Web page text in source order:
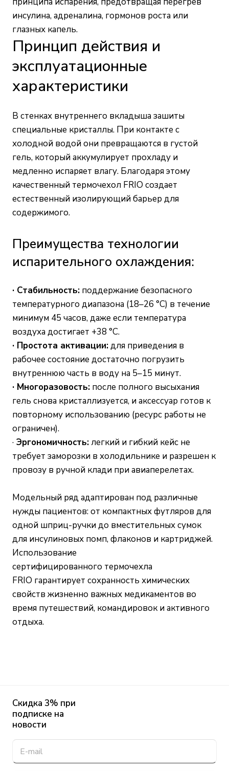
инсулина, адреналина, гормонов роста или
глазных капель.
Принцип действия и
эксплуатационные
характеристики
В стенках внутреннего вкладыша зашиты
специальные кристаллы. При контакте с
холодной водой они превращаются в густой
гель, который аккумулирует прохладу и
медленно испаряет влагу. Благодаря этому
качественный термочехол FRIO создает
естественный изолирующий барьер для
содержимого.
Преимущества технологии
испарительного охлаждения:
· Стабильность: поддержание безопасного
температурного диапазона (18–26 °C) в течение
минимум 45 часов, даже если температура
воздуха достигает +38 °C.
· Простота активации:для приведения в
рабочее состояние достаточно погрузить
внутреннюю часть в воду на 5–15 минут.
· Многоразовость: после полного высыхания
гель снова кристаллизуется, и аксессуар готов к
повторному использованию (ресурс работы не
ограничен).
· Эргономичность: легкий и гибкий кейс не
требует заморозки в холодильнике и разрешен к
провозу в ручной клади при авиаперелетах.
Модельный ряд адаптирован под различные
нужды пациентов: от компактных футляров для
одной шприц-ручки до вместительных сумок
для инсулиновых помп, флаконов и картриджей.
Использование
сертифицированного термочехла
FRIO гарантирует сохранность химических
свойств жизненно важных медикаментов во
время путешествий, командировок и активного
отдыха.
Скидка 3% при
подписке на
новости